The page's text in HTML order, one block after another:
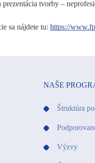
tvorby –
sa nájdete tu: https://
NAŠE
Štruktúra
Výzvy